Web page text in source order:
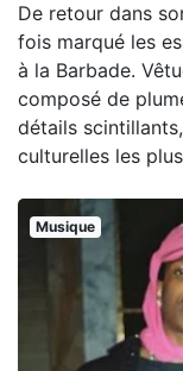
De retour dans
fois marqué les
à la Barbade.
composé de
détails
culturelles les
Musique